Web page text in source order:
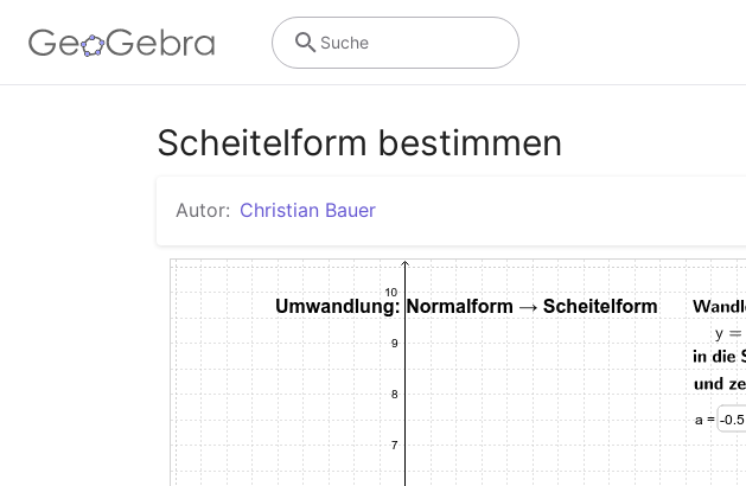
Suche
Scheitelform bestimmen
Autor: Christian Bauer